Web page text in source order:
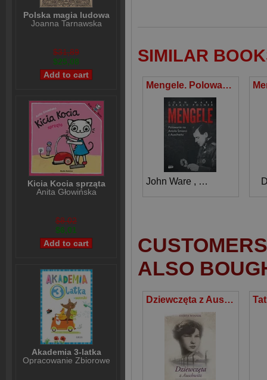
Polska magia ludowa
Joanna Tarnawska
$31,89
$25,08
Kicia Kocia sprząta
Anita Głowińska
$8,02
$6,01
Akademia 3-latka
Opracowanie Zbiorowe
SIMILAR
Mengele. Polowanie na Anioła Śmierci z Auschwitz wyd. specjalne
John Ware , Gerald Posner
ALSO
Dziewczęta z Auschwitz Głosy ocalonych kobiet